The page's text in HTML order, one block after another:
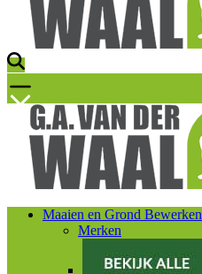
Maaien en Grond Bewerken
Merken